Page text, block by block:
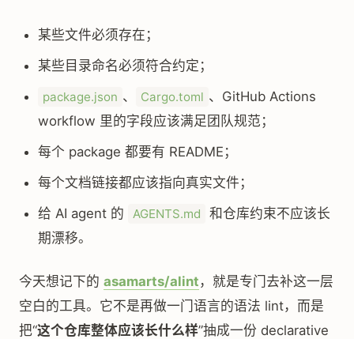
某些文件必须存在；
某些目录命名必须符合约定；
package.json 、 Cargo.toml 、GitHub Actions
workflow 里的字段应该满足团队规范；
每个 package 都要有 README；
每个文档链接都应该指向真实文件；
给 AI agent 的
AGENTS.md
和仓库约束不应该长
期漂移。
今天想记下的 asamarts/alint ，就是专门去补这一层
空白的工具。它不是再做一门语言的语法 lint，而是
把“这个仓库整体应该长什么样”抽成一份 declarative